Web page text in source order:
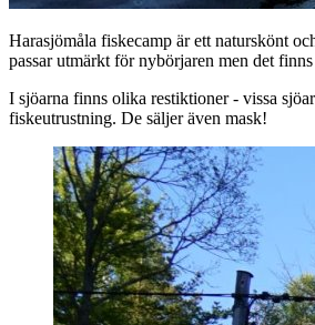
Harasjömåla fiskecamp är ett naturskönt
passar utmärkt för nybörjaren men det
I sjöarna finns olika restiktioner - vissa
fiskeutrustning. De säljer även mask!